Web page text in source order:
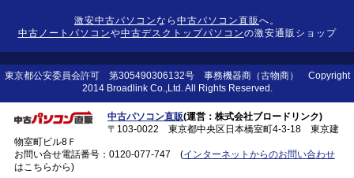
激安中古パソコンなら 中古パソコン直販へ。
中古ノートパソコンや中古デスクトップパソコンの激安通販ショップ
東京都公安委員会許可 第305490306132号 事務機器商（古物商） Copyright
2014 Broadlink Co.,Ltd. All Rights Reserved.
中古パソコン直販(運営：株式会社ブロードリンク)
〒103-0022 東京都中央区日本橋室町4-3-18 東京建
物室町ビル8Ｆ
お問い合せ電話番号： 0120-077-747 (インターネットからのお問い合わせ
はこちらから)